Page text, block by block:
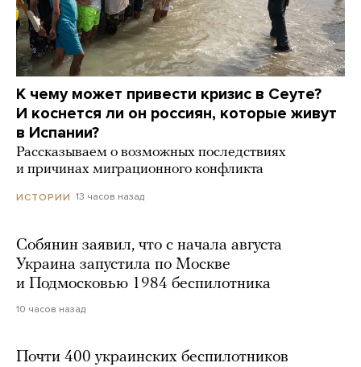
К чему может привести кризис в Сеуте?
И коснется ли он россиян, которые живут
в Испании?
Рассказываем о возможных последствиях
и причинах миграционного конфликта
ИСТОРИИ 13 часов назад
Собянин заявил, что с начала августа
Украина запустила по Москве
и Подмосковью 1984 беспилотника
10 часов назад
Почти 400 украинских беспилотников